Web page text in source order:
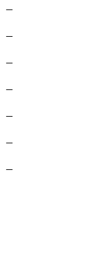
–
–
–
–
–
–
–